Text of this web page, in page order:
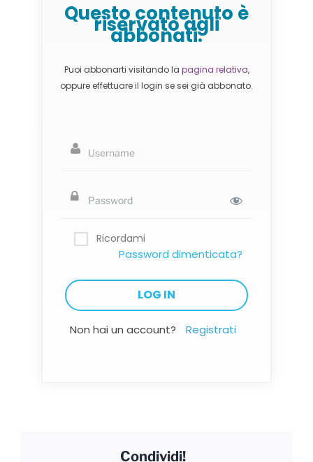
Questo contenuto è
riservato agli
abbonati.
Puoi abbonarti visitando la pagina relativa,
oppure effettuare il login se sei già abbonato.
Ricordami
Password dimenticata?
Non hai un account? Registrati
Condividi!